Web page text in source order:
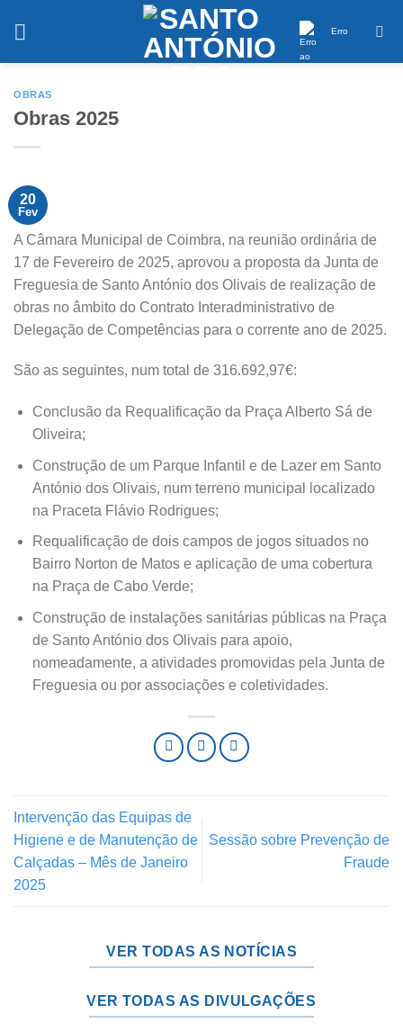
Erro
OBRAS
Obras 2025
20
Fev
A Câmara Municipal de Coimbra, na reunião ordinária de
17 de Fevereiro de 2025, aprovou a proposta da Junta de
Freguesia de Santo António dos Olivais de realização de
obras no âmbito do Contrato Interadministrativo de
Delegação de Competências para o corrente ano de 2025.
São as seguintes, num total de 316.692,97€:
Conclusão da Requalificação da Praça Alberto Sá de
Oliveira;
Construção de um Parque Infantil e de Lazer em Santo
António dos Olivais, num terreno municipal localizado
na Praceta Flávio Rodrigues;
Requalificação de dois campos de jogos situados no
Bairro Norton de Matos e aplicação de uma cobertura
na Praça de Cabo Verde;
Construção de instalações sanitárias públicas na Praça
de Santo António dos Olivais para apoio,
nomeadamente, a atividades promovidas pela Junta de
Freguesia ou por associações e coletividades.
Intervenção das Equipas de
Higiene e de Manutenção de
Calçadas – Mês de Janeiro
2025
Sessão sobre Prevenção de
Fraude
VER TODAS AS NOTÍCIAS
VER TODAS AS DIVULGAÇÕES